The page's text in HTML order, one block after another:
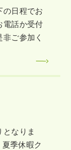
の日程でお
電話か受付
ご参加く
なりま
季休暇ク